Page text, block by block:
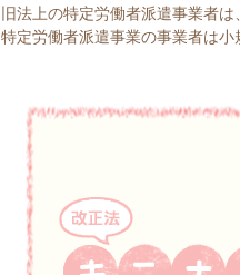
旧法上の特定労働者派遣事業者
特定労働者派遣事業の事業者は